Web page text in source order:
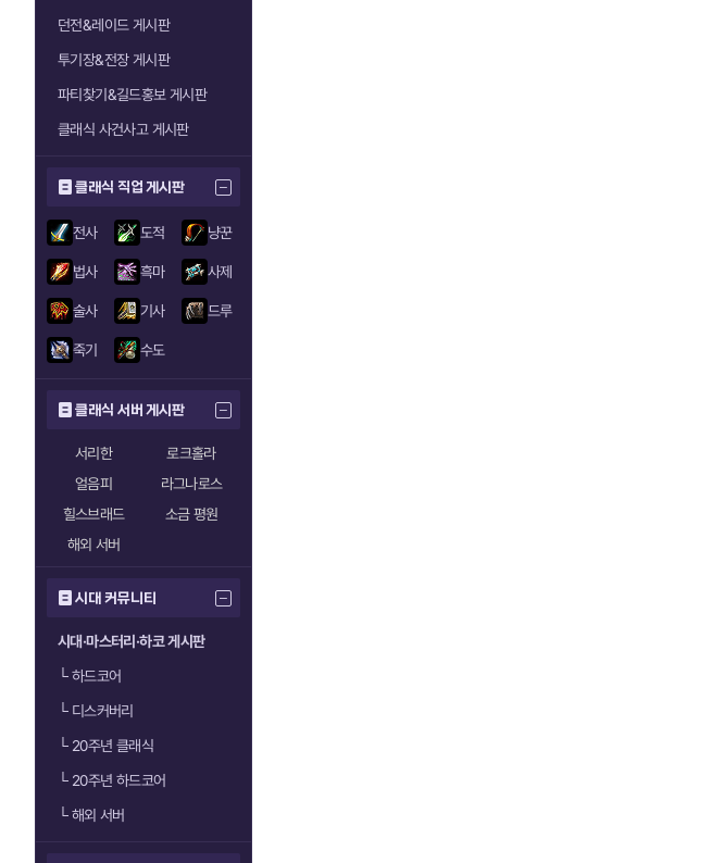
던전&레이드 게시판
투기장&전장 게시판
파티찾기&길드홍보 게시판
클래식 사건사고 게시판
클래식 직업 게시판
전사 도적 냥꾼
법사 흑마 사제
술사 기사 드루
죽기 수도
클래식 서버 게시판
서리한
로크홀라
얼음피
라그나로스
힐스브래드
소금 평원
해외 서버
시대 커뮤니티
시대·마스터리·하코 게시판
└하드코어
└디스커버리
└20주년 클래식
└20주년 하드코어
└해외 서버